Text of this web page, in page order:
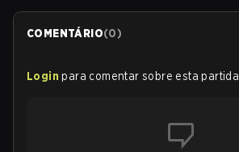
COMENTÁRIO(0)
Login para comentar sobre esta partida